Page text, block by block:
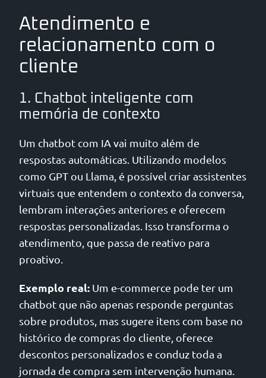
Atendimento e
relacionamento com o
cliente
1. Chatbot inteligente com
memória de contexto
Um chatbot com IA vai muito além de
respostas automáticas. Utilizando modelos
como GPT ou Llama, é possível criar assistentes
virtuais que entendem o contexto da conversa,
lembram interações anteriores e oferecem
respostas personalizadas. Isso transforma o
atendimento, que passa de reativo para
proativo.
Exemplo real: Um e-commerce pode ter um
chatbot que não apenas responde perguntas
sobre produtos, mas sugere itens com base no
histórico de compras do cliente, oferece
descontos personalizados e conduz toda a
jornada de compra sem intervenção humana.